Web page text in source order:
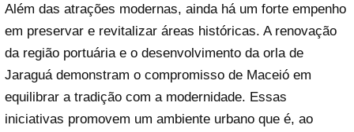
Além das atrações modernas, ainda há um forte empenho
em preservar e revitalizar áreas históricas. A renovação
da região portuária e o desenvolvimento da orla de
Jaraguá demonstram o compromisso de Maceió em
equilibrar a tradição com a modernidade. Essas
iniciativas promovem um ambiente urbano que é, ao